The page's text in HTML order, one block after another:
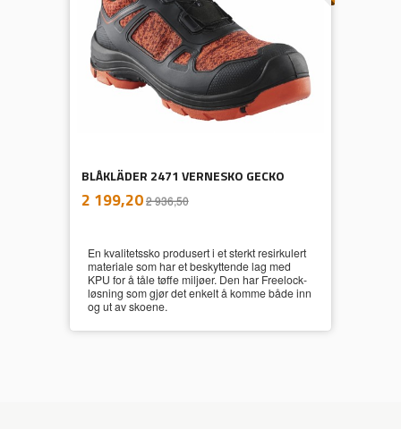
BLÅKLÄDER 2471 VERNESKO GECKO
Tilbud
2 199,202 936,50mva.
En kvalitetssko produsert i et sterkt resirkulert
materiale som har et beskyttende lag med
KPU for å tåle tøffe miljøer. Den har Freelock-
løsning som gjør det enkelt å komme både inn
og ut av skoene.